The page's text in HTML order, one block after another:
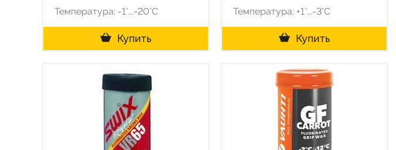
Температура: -1°...-20°С
Купить
Температура: +1°...-3°С
Купить